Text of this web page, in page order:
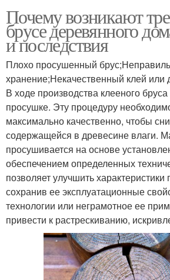
Почему возникают
брусе деревянного
и последствия
Плохо просушенный
хранение;Некачественный клей или
В ходе производства клееного
просушке. Эту процедуру
максимально качественно, чтобы
содержащейся в древесине влаги.
просушивается на основе
обеспечением определенных
позволяет улучшить характеристики
сохранив ее эксплуатационные
технологии или неграмотное ее
привести к растрескиванию,